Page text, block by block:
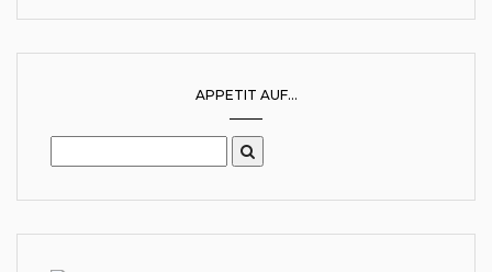
APPETIT AUF...